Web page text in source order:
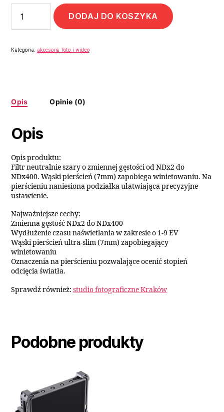
DODAJ DO KOSZYKA
Kategoria: akcesoria foto i wideo
Opis Opinie (0)
Opis
Opis produktu:
Filtr neutralnie szary o zmiennej gęstości od NDx2 do
NDx400. Wąski pierścień (7mm) zapobiega winietowaniu. Na
pierścieniu naniesiona podziałka ułatwiająca precyzyjne
ustawienie.
Najważniejsze cechy:
Zmienna gęstość NDx2 do NDx400
Wydłużenie czasu naświetlania w zakresie o 1-9 EV
Wąski pierścień ultra-slim (7mm) zapobiegający
winietowaniu
Oznaczenia na pierścieniu pozwalające ocenić stopień
odcięcia światła.
Sprawdź również:studio fotograficzne Kraków
Podobne produkty